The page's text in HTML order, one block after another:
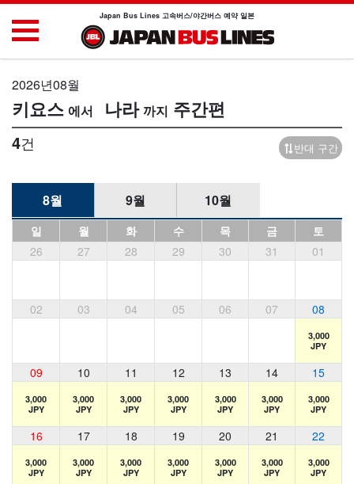
Japan Bus Lines 고속버스/야간버스 예약 일본
2026년08월
키요스 나라 주간편
4건 반대 구간
8월 9월 10월
일 월 화 수 목 금
토
26
27 28 29 30 31 01
02 03 04 05 06 07 08
3,000
JPY
09 10 11 12 13 14 15
3,000
JPY
3,000
JPY
3,000
JPY
3,000
JPY
3,000
JPY
3,000
JPY
3,000
JPY
16 17 18 19 20 21 22
3,000
JPY
3,000
JPY
3,000
JPY
3,000
JPY
3,000
JPY
3,000
JPY
3,000
JPY